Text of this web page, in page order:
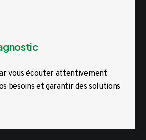
vous écouter attentivement
besoins et garantir des solutions